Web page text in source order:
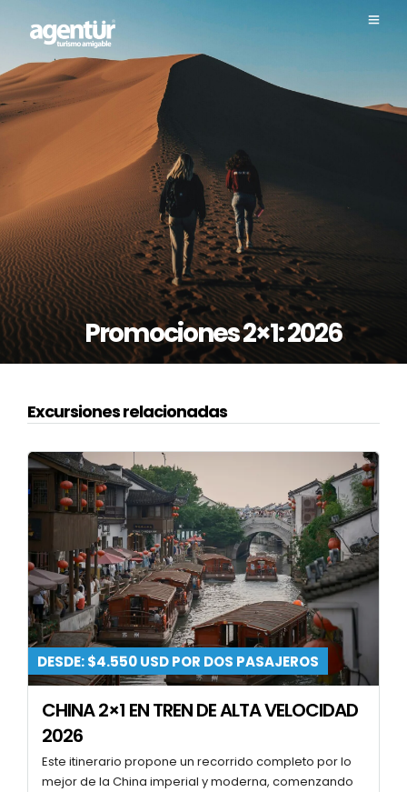
Promociones 2×1: 2026
Excursiones relacionadas
DESDE: $4.550 USD POR DOS PASAJEROS
CHINA 2×1 EN TREN DE ALTA VELOCIDAD
2026
Este itinerario propone un recorrido completo por lo
mejor de la China imperial y moderna, comenzando